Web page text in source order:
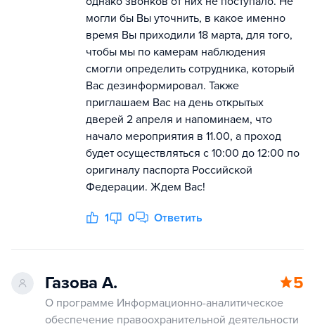
могли бы Вы уточнить, в какое именно
время Вы приходили 18 марта, для того,
чтобы мы по камерам наблюдения
смогли определить сотрудника, который
Вас дезинформировал. Также
приглашаем Вас на день открытых
дверей 2 апреля и напоминаем, что
начало мероприятия в 11.00, а проход
будет осуществляться с 10:00 до 12:00 по
оригиналу паспорта Российской
Федерации. Ждем Вас!
1 0 Ответить
Газова А. 5
О программе Информационно-аналитическое
обеспечение правоохранительной деятельности